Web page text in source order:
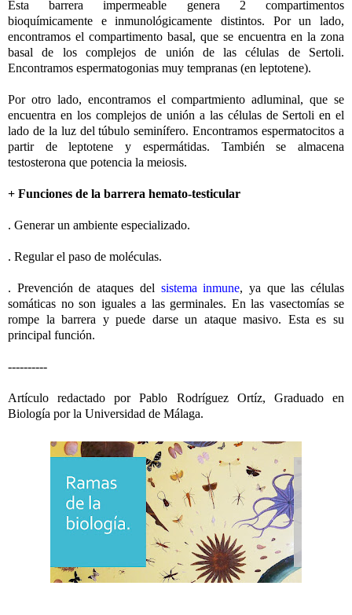
Esta barrera impermeable genera 2 compartimentos
bioquímicamente e inmunológicamente distintos. Por un lado,
encontramos el compartimento basal, que se encuentra en la zona
basal de los complejos de unión de las células de Sertoli.
Encontramos espermatogonias muy tempranas (en leptotene).
Por otro lado, encontramos el compartmiento adluminal, que se
encuentra en los complejos de unión a las células de Sertoli en el
lado de la luz del túbulo seminífero. Encontramos espermatocitos a
partir de leptotene y espermátidas. También se almacena
testosterona que potencia la meiosis.
+ Funciones de la barrera hemato-testicular
. Generar un ambiente especializado.
. Regular el paso de moléculas.
. Prevención de ataques del sistema inmune, ya que las células
somáticas no son iguales a las germinales. En las vasectomías se
rompe la barrera y puede darse un ataque masivo. Esta es su
principal función.
----------
Artículo redactado por Pablo Rodríguez Ortíz, Graduado en
Biología por la Universidad de Málaga.